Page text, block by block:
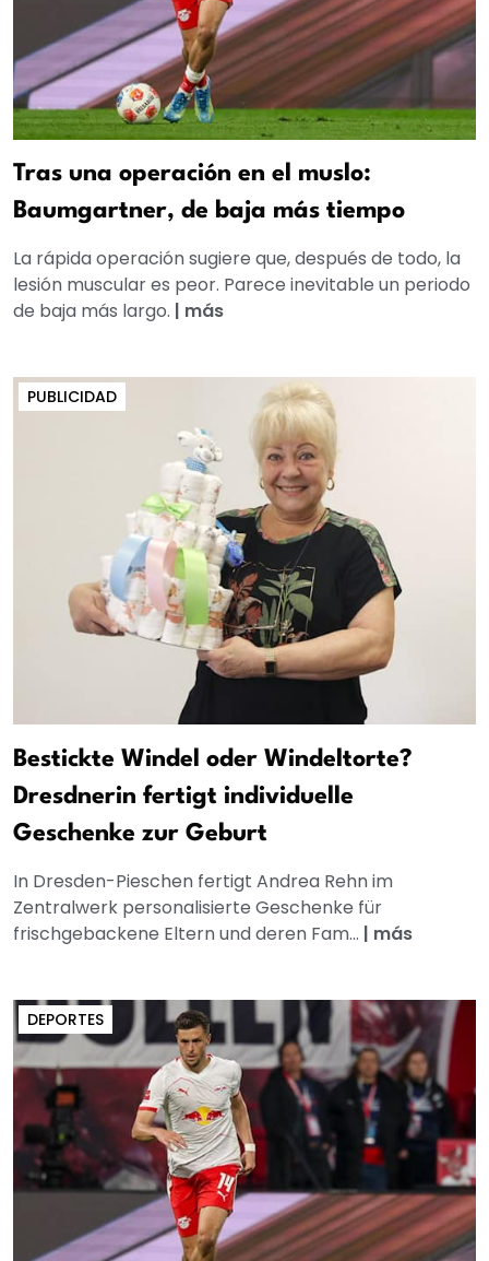
Tras una operación en el muslo:
Baumgartner, de baja más tiempo
La rápida operación sugiere que, después de todo, la
lesión muscular es peor. Parece inevitable un periodo
de baja más largo. | más
PUBLICIDAD
Bestickte Windel oder Windeltorte?
Dresdnerin fertigt individuelle
Geschenke zur Geburt
In Dresden-Pieschen fertigt Andrea Rehn im
Zentralwerk personalisierte Geschenke für
frischgebackene Eltern und deren Fam... | más
DEPORTES